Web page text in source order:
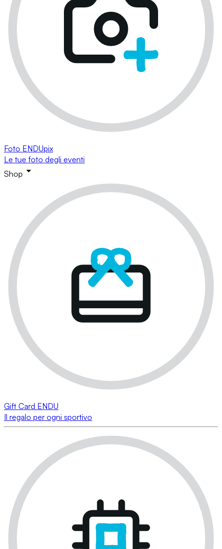
Foto ENDUpix
Le tue foto degli eventi
Shop
Gift Card ENDU
Il regalo per ogni sportivo